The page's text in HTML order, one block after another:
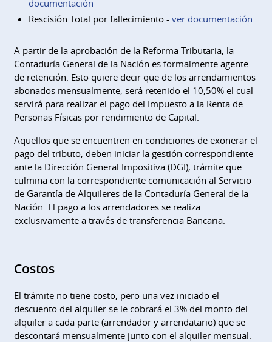
documentación
Rescisión Total por fallecimiento - ver documentación
A partir de la aprobación de la Reforma Tributaria, la
Contaduría General de la Nación es formalmente agente
de retención. Esto quiere decir que de los arrendamientos
abonados mensualmente, será retenido el 10,50% el cual
servirá para realizar el pago del Impuesto a la Renta de
Personas Físicas por rendimiento de Capital.
Aquellos que se encuentren en condiciones de exonerar el
pago del tributo, deben iniciar la gestión correspondiente
ante la Dirección General Impositiva (DGI), trámite que
culmina con la correspondiente comunicación al Servicio
de Garantía de Alquileres de la Contaduría General de la
Nación. El pago a los arrendadores se realiza
exclusivamente a través de transferencia Bancaria.
Costos
El trámite no tiene costo, pero una vez iniciado el
descuento del alquiler se le cobrará el 3% del monto del
alquiler a cada parte (arrendador y arrendatario) que se
descontará mensualmente junto con el alquiler mensual.